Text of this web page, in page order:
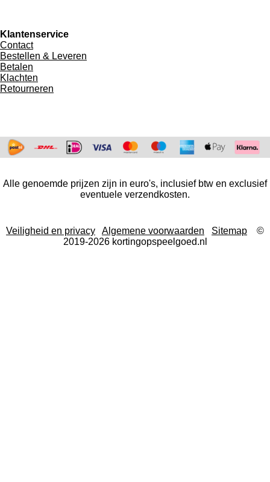
Klantenservice
Contact
Bestellen & Leveren
Betalen
Klachten
Retourneren
Alle genoemde prijzen zijn in euro's, inclusief btw en exclusief
eventuele verzendkosten.
Veiligheid en privacy Algemene voorwaarden Sitemap ©
2019-2026 kortingopspeelgoed.nl